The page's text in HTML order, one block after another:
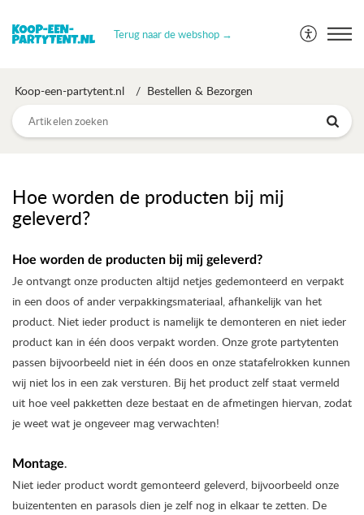
Terug naar de webshop →
Koop-een-partytent.nl Bestellen & Bezorgen
Hoe worden de producten bij mij
geleverd?
Hoe worden de producten bij mij geleverd?
Je ontvangt onze producten altijd netjes gedemonteerd en verpakt
in een doos of ander verpakkingsmateriaal, afhankelijk van het
product. Niet ieder product is namelijk te demonteren en niet ieder
product kan in één doos verpakt worden. Onze grote partytenten
passen bijvoorbeeld niet in één doos en onze statafelrokken kunnen
wij niet los in een zak versturen. Bij het product zelf staat vermeld
uit hoe veel pakketten deze bestaat en de afmetingen hiervan, zodat
je weet wat je ongeveer mag verwachten!
Montage.
Niet ieder product wordt gemonteerd geleverd, bijvoorbeeld onze
buizententen en parasols dien je zelf nog in elkaar te zetten. De